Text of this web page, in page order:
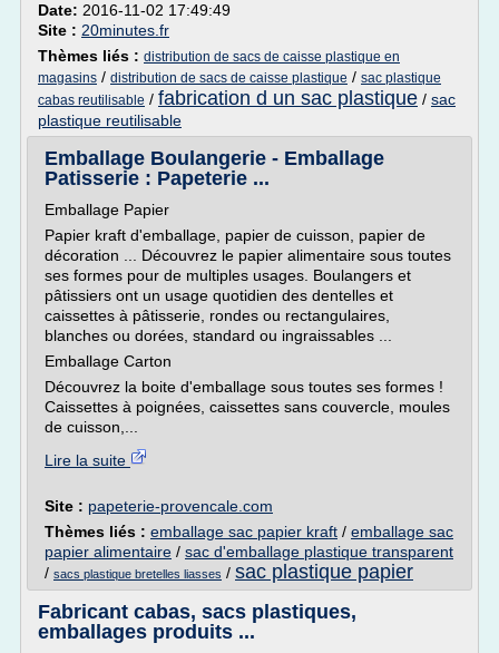
Date: 2016-11-02 17:49:49
Site : 20minutes.fr
Thèmes liés : distribution de sacs de caisse plastique en
magasins / distribution de sacs de caisse plastique / sac plastique
cabas reutilisable / fabrication d un sac plastique / sac
plastique reutilisable
Emballage Boulangerie - Emballage
Patisserie : Papeterie ...
Emballage Papier
Papier kraft d'emballage, papier de cuisson, papier de
décoration ... Découvrez le papier alimentaire sous toutes
ses formes pour de multiples usages. Boulangers et
pâtissiers ont un usage quotidien des dentelles et
caissettes à pâtisserie, rondes ou rectangulaires,
blanches ou dorées, standard ou ingraissables ...
Emballage Carton
Découvrez la boite d'emballage sous toutes ses formes !
Caissettes à poignées, caissettes sans couvercle, moules
de cuisson,...
Lire la suite
Site : papeterie-provencale.com
Thèmes liés : emballage sac papier kraft / emballage sac
papier alimentaire / sac d'emballage plastique transparent
/ sacs plastique bretelles liasses / sac plastique papier
Fabricant cabas, sacs plastiques,
emballages produits ...